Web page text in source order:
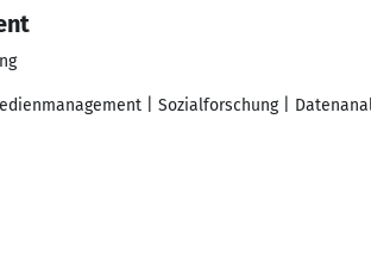
| Sozialforschung |